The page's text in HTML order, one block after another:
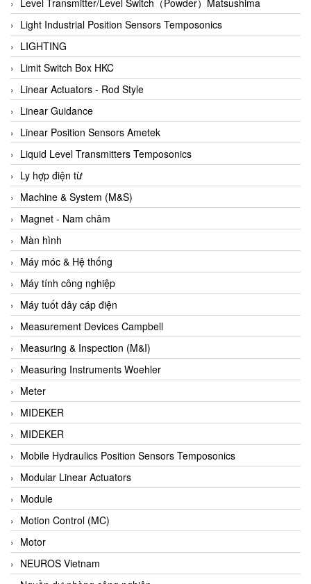
Autec
Auto Flow
Automatic valve
Aventics
Avproglobal
Axiomtek
AZBIL
B&C Electronics
B&R
Babcok wilcox
Baelz Automatic Vietnam
Bahr Modultechnik Vietnam
Balluff
BamBo Vietnam
Barel Vietnam
Barksdale
Bartec
Basco
Baumer
Baumuller Vietnam
Baykee
BBC Bircher Smart Access
BCS ITALY
BEA SENSORS
Beacon Extender
Beckhoff
Light Industrial Position Sensors Temposonics
LIGHTING
Limit Switch Box HKC
Linear Actuators - Rod Style
Linear Guidance
Linear Position Sensors Ametek
Liquid Level Transmitters Temposonics
Ly hợp điện từ
Machine & System (M&S)
Magnet - Nam châm
Màn hình
Máy móc & Hệ thống
Máy tính công nghiệp
Máy tuốt dây cáp điện
Measurement Devices Campbell
Measuring & Inspection (M&I)
Measuring Instruments Woehler
Meter
MIDEKER
MIDEKER
Mobile Hydraulics Position Sensors Temposonics
Modular Linear Actuators
Module
Motion Control (MC)
Motor
NEUROS Vietnam